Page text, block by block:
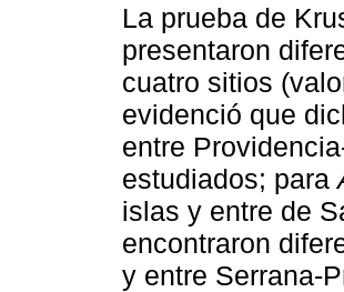
La prueba de
presentaron
cuatro sitios
evidenció que
entre
estudiados; para
islas y entre de
encontraron
y entre Serrana-